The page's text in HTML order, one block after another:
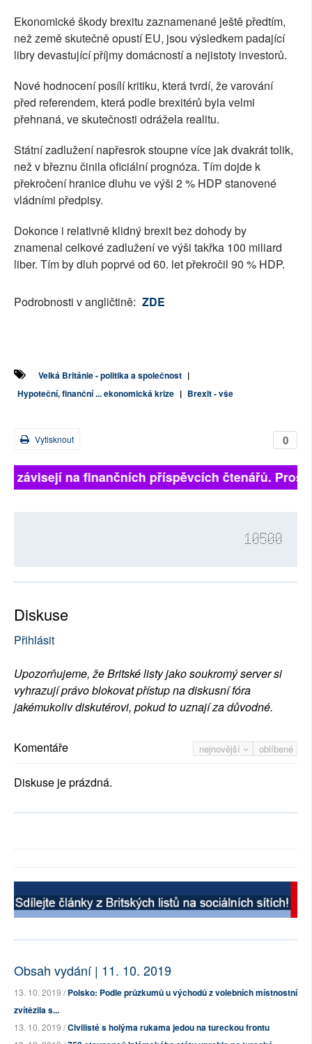
Ekonomické škody brexitu zaznamenané ještě předtím,
než země skutečně opustí EU, jsou výsledkem padající
libry devastující příjmy domácností a nejistoty investorů.
Nové hodnocení posílí kritiku, která tvrdí, že varování
před referendem, která podle brexitérů byla velmi
přehnaná, ve skutečnosti odrážela realitu.
Státní zadlužení napřesrok stoupne více jak dvakrát tolik,
než v březnu činila oficiální prognóza. Tím dojde k
překročení hranice dluhu ve výši 2 % HDP stanovené
vládními předpisy.
Dokonce i relativně klidný brexit bez dohody by
znamenal celkové zadlužení ve výši takřka 100 miliard
liber. Tím by dluh poprvé od 60. let překročil 90 % HDP.
Podrobnosti v angličtině: ZDE
Velká Británie - politika a společnost |
Hypoteční, finanční ... ekonomická krize | Brexit - vše
0
Vytisknout
závisejí na finančních příspěvcích čtenářů.
10500
Diskuse
Přihlásit
Upozorňujeme, že Britské listy jako soukromý server si
vyhrazují právo blokovat přístup na diskusní fóra
jakémukoliv diskutérovi, pokud to uznají za důvodné.
nejnovější oblíbené
Komentáře
Diskuse je prázdná.
Obsah vydání | 11. 10. 2019
13. 10. 2019 /Polsko: Podle průzkumů u východů z volebních místnostní
zvítězila s...
13. 10. 2019 /Civilisté s holýma rukama jedou na tureckou frontu